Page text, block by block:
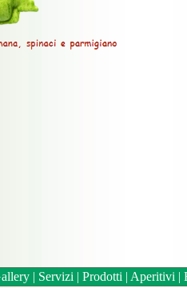
| Servizi | Prodotti | Aperitivi |